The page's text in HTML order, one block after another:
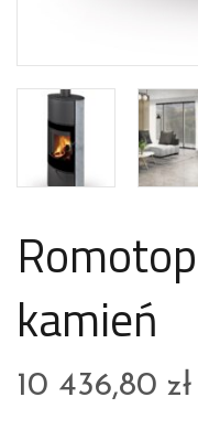
kamień
10 436,80 zł